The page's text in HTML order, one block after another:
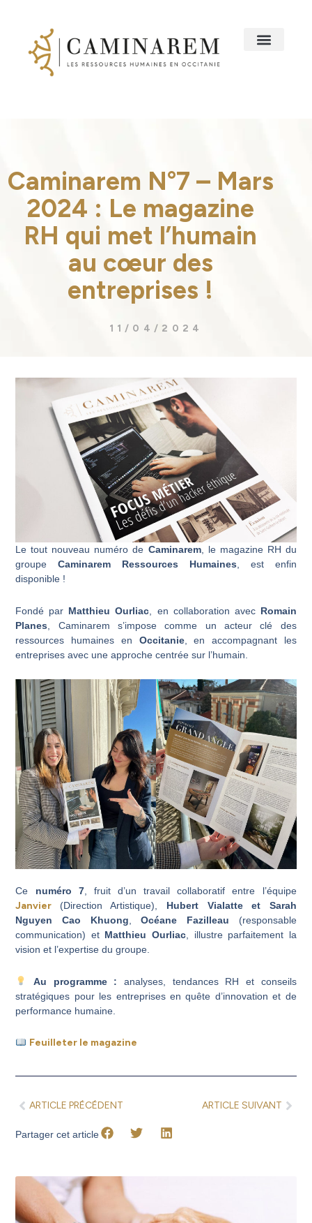
Caminarem N°7 – Mars
2024 : Le magazine
RH qui met l’humain
au cœur des
entreprises !
11/04/2024
Le tout nouveau numéro de Caminarem, le magazine RH du
groupeCaminarem Ressources Humaines, est enfin
disponible !
Fondé par Matthieu Ourliac , en collaboration avec Romain
Planes , Caminarem s’impose comme un acteur clé des
ressources humaines en Occitanie, en accompagnant les
entreprises avec une approche centrée sur l’humain.
Ce numéro 7, fruit d’un travail collaboratif entre l’équipe
Janvier (Direction Artistique), Hubert Vialatte et Sarah
Nguyen Cao Khuong,Océane Fazilleau (responsable
communication) et Matthieu Ourliac, illustre parfaitement la
vision et l’expertise du groupe.
Au programme : analyses, tendances RH et conseils
stratégiques pour les entreprises en quête d’innovation et de
performance humaine.
Feuilleter le magazine
Précédent
ARTICLE PRÉCÉDENT ARTICLE SUIVANT
Partager cet article